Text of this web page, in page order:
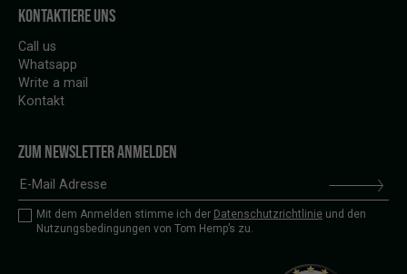
KONTAKTIERE UNS
Call us
Whatsapp
Write a mail
Kontakt
ZUM NEWSLETTER ANMELDEN
Mit dem Anmelden stimme ich der Datenschutzrichtlinie und den
Nutzungsbedingungen von Tom Hemp’s zu.